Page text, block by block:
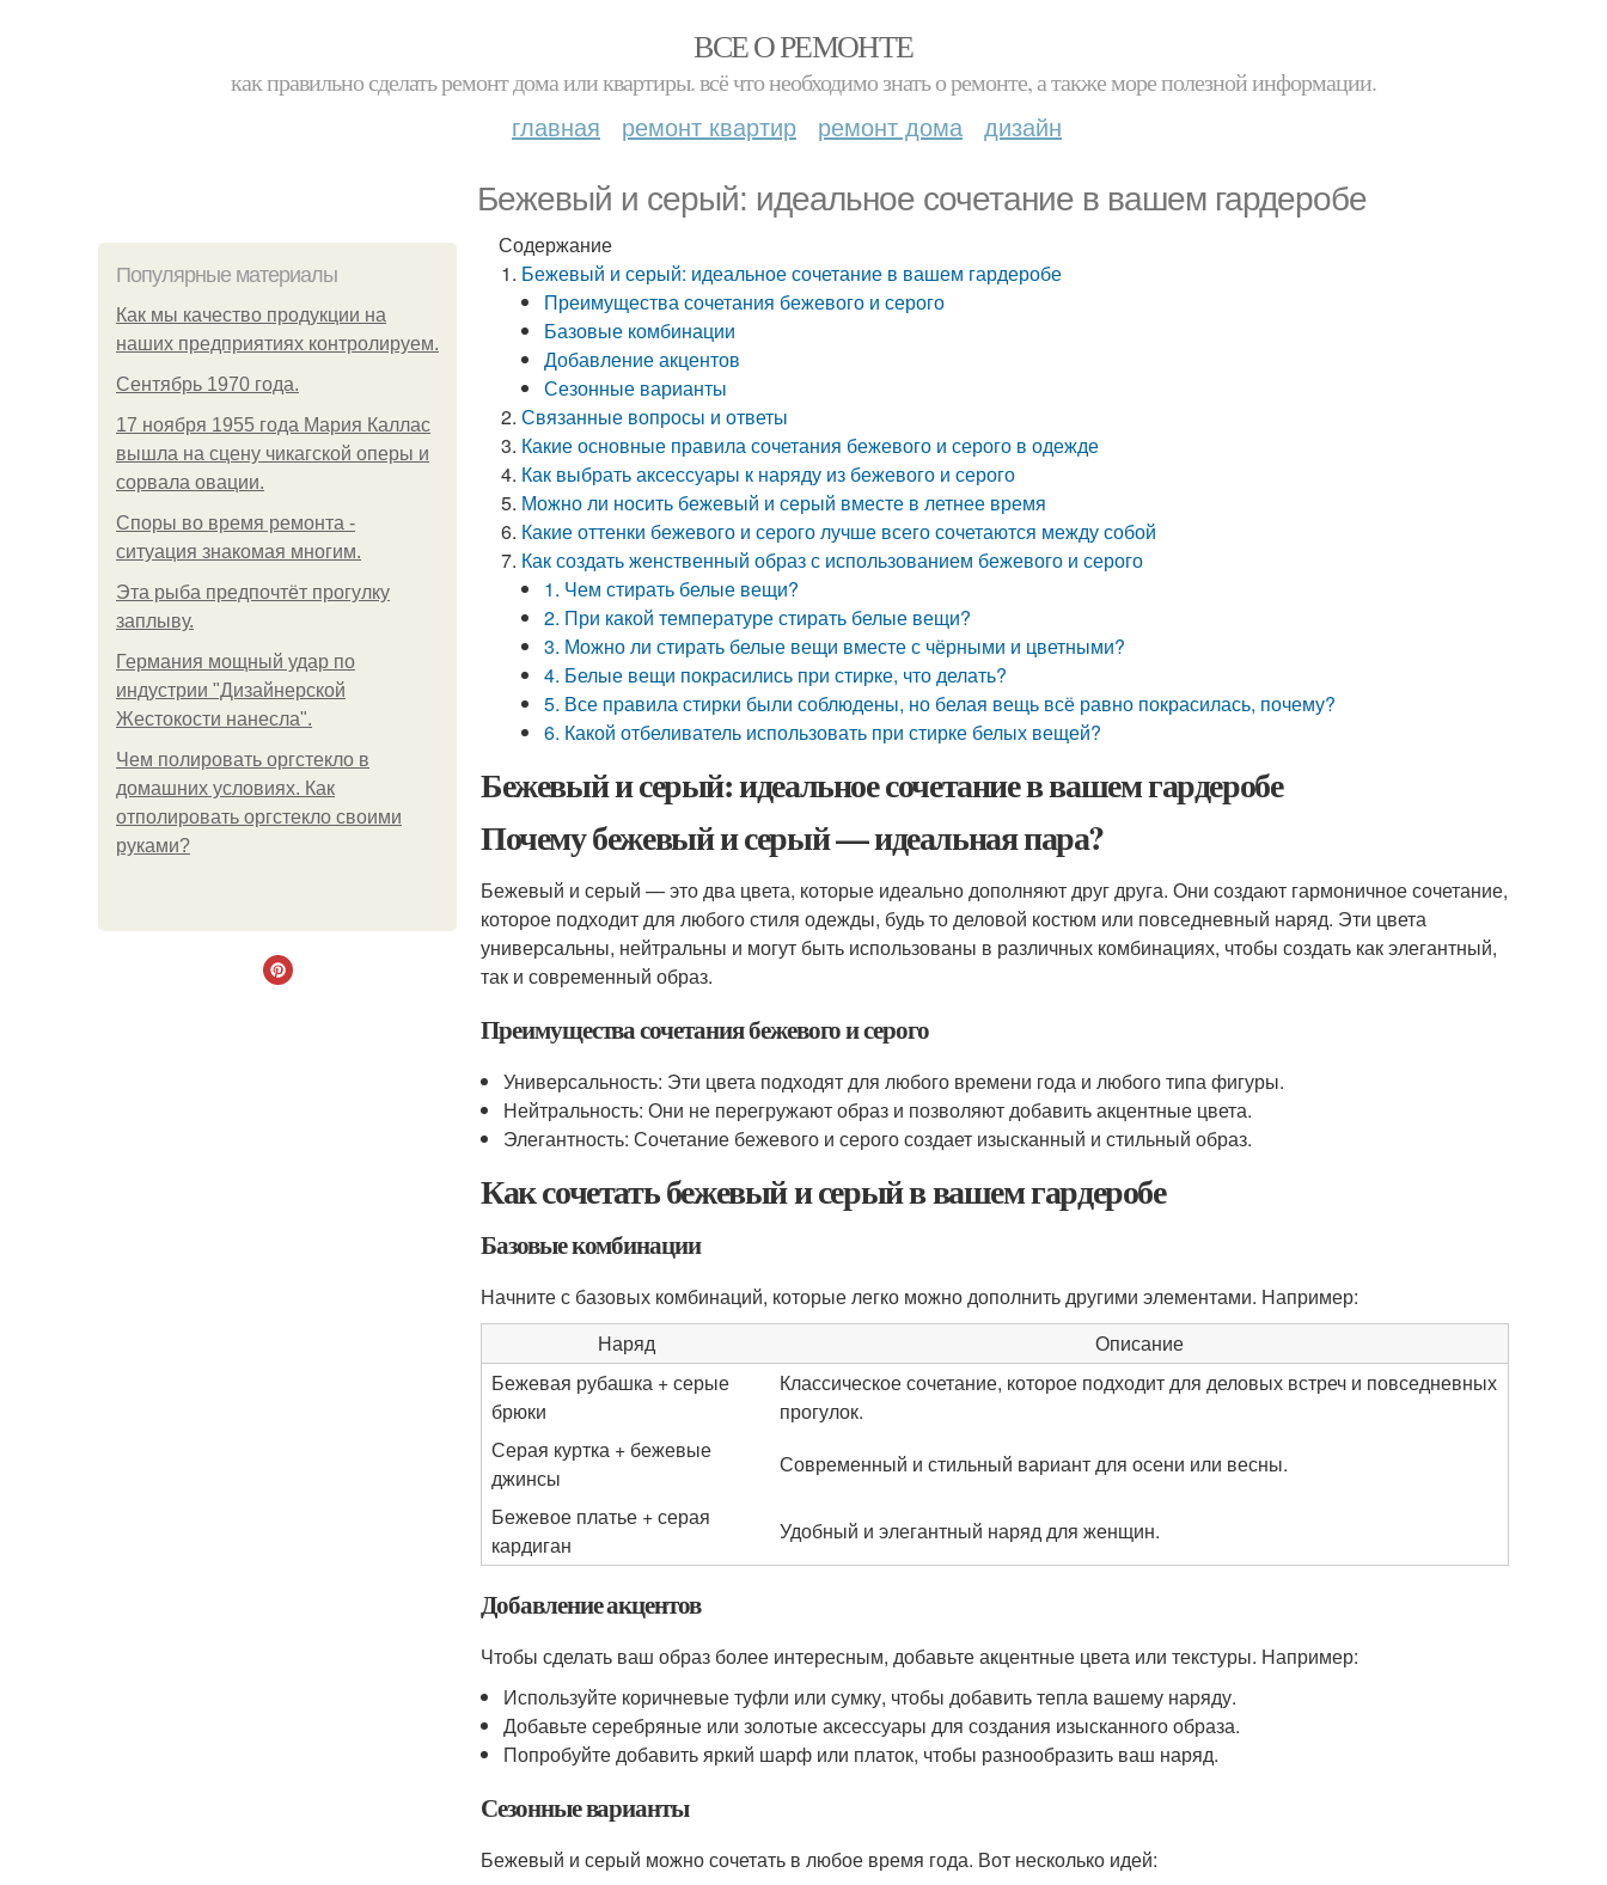
ВСЕ О РЕМОНТЕ
как правильно сделать ремонт дома или квартиры. всё что необходимо знать о ремонте, а также море полезной информации.
главная ремонт квартир ремонт дома дизайн
Бежевый и серый: идеальное сочетание в вашем гардеробе
Популярные материалы
Как мы качество продукции на
наших предприятиях контролируем.
Сентябрь 1970 года.
17 ноября 1955 года Мария Каллас
вышла на сцену чикагской оперы и
сорвала овации.
Споры во время ремонта -
ситуация знакомая многим.
Эта рыба предпочтёт прогулку
заплыву.
Германия мощный удар по
индустрии "Дизайнерской
Жестокости нанесла".
Чем полировать оргстекло в
домашних условиях. Как
отполировать оргстекло своими
руками?
Содержание
Бежевый и серый: идеальное сочетание в вашем гардеробе
Преимущества сочетания бежевого и серого
Базовые комбинации
Добавление акцентов
Сезонные варианты
Связанные вопросы и ответы
Какие основные правила сочетания бежевого и серого в одежде
Как выбрать аксессуары к наряду из бежевого и серого
Можно ли носить бежевый и серый вместе в летнее время
Какие оттенки бежевого и серого лучше всего сочетаются между собой
Как создать женственный образ с использованием бежевого и серого
1. Чем стирать белые вещи?
2. При какой температуре стирать белые вещи?
3. Можно ли стирать белые вещи вместе с чёрными и цветными?
4. Белые вещи покрасились при стирке, что делать?
5. Все правила стирки были соблюдены, но белая вещь всё равно покрасилась, почему?
6. Какой отбеливатель использовать при стирке белых вещей?
Бежевый и серый: идеальное сочетание в вашем гардеробе
Почему бежевый и серый — идеальная пара?
Бежевый и серый — это два цвета, которые идеально дополняют друг друга. Они создают гармоничное сочетание,
которое подходит для любого стиля одежды, будь то деловой костюм или повседневный наряд. Эти цвета
универсальны, нейтральны и могут быть использованы в различных комбинациях, чтобы создать как элегантный,
так и современный образ.
Преимущества сочетания бежевого и серого
Универсальность: Эти цвета подходят для любого времени года и любого типа фигуры.
Нейтральность: Они не перегружают образ и позволяют добавить акцентные цвета.
Элегантность: Сочетание бежевого и серого создает изысканный и стильный образ.
Как сочетать бежевый и серый в вашем гардеробе
Базовые комбинации
Начните с базовых комбинаций, которые легко можно дополнить другими элементами. Например:
Наряд
Описание
Бежевая рубашка + серые
брюки
Классическое сочетание, которое подходит для деловых встреч и повседневных
прогулок.
Серая куртка + бежевые
джинсы
Современный и стильный вариант для осени или весны.
Бежевое платье + серая
кардиган
Удобный и элегантный наряд для женщин.
Добавление акцентов
Чтобы сделать ваш образ более интересным, добавьте акцентные цвета или текстуры. Например:
Используйте коричневые туфли или сумку, чтобы добавить тепла вашему наряду.
Добавьте серебряные или золотые аксессуары для создания изысканного образа.
Попробуйте добавить яркий шарф или платок, чтобы разнообразить ваш наряд.
Сезонные варианты
Бежевый и серый можно сочетать в любое время года. Вот несколько идей: